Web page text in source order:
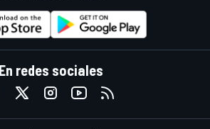
En redes sociales